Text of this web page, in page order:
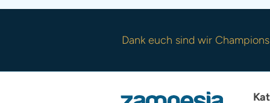
Dank euch sind wir